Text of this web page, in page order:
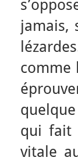
jamais,
comme
qui fait
vitale